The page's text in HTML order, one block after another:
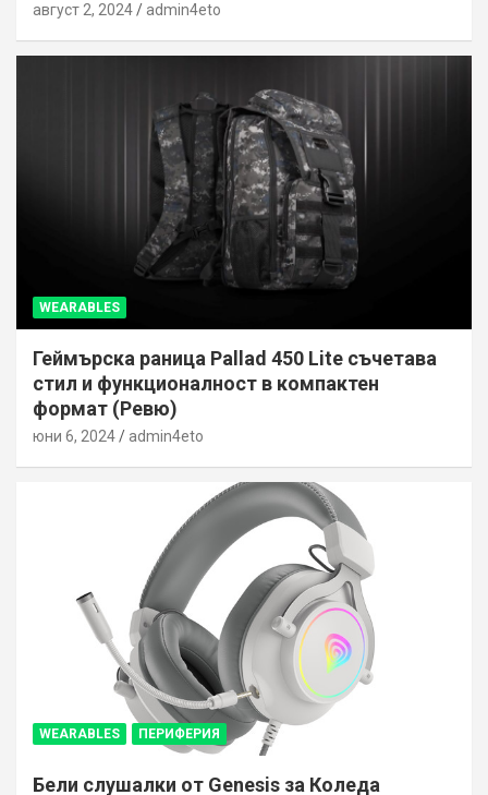
август 2, 2024 admin4eto
WEARABLES
Геймърска раница Pallad 450 Lite съчетава
стил и функционалност в компактен
формат (Ревю)
юни 6, 2024 admin4eto
WEARABLES ПЕРИФЕРИЯ
Бели слушалки от Genesis за Коледа